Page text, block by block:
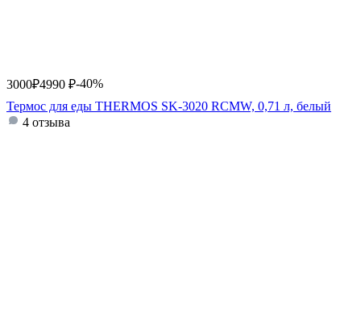
3000₽4990 ₽-40%
Термос для еды THERMOS SK-3020 RCMW, 0,71 л, белый
4 отзыва